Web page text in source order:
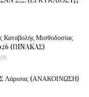
Καταβολής Μισθοδοσίας
(ΠINAKAΣ)
Λάρισας (ΑΝΑΚΟΙΝΩΣΗ)